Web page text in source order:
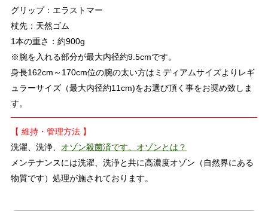
グリップ：エラストマー
杖先：天然ゴム
1本の重さ：約900g
※腕を入れる部分が最大内径約9.5cmです。
身長162cm～170cm位の腕の太い方はミディアムサイズよりレギ
ュラーサイズ（最大内径約11cm)をお選び頂く事をお奨め致しま
す。
【 維持・管理方法 】
洗濯、洗浄、 オゾン殺菌済です。 オゾンとは？
メンテナンスには洗濯、洗浄と共に高濃度オゾン（自然界にある
物質です）処理が施されております。